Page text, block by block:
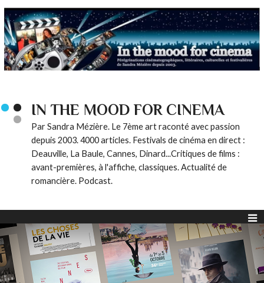
IN THE MOOD FOR CINEMA
Par Sandra Mézière. Le 7ème art raconté avec passion
depuis 2003. 4000 articles. Festivals de cinéma en direct :
Deauville, La Baule, Cannes, Dinard...Critiques de films :
avant-premières, à l'affiche, classiques. Actualité de
romancière. Podcast.